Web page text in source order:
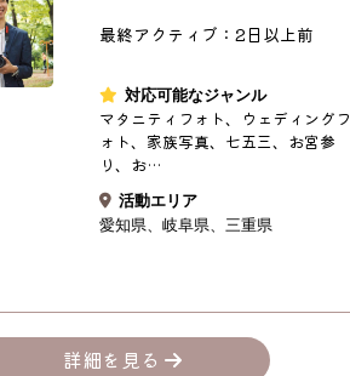
最終アクティブ：2日以上前
対応可能なジャンル
マタニティフォト、ウェディングフ
ォト、家族写真、七五三、お宮参
り、お…
活動エリア
愛知県
岐阜県 三重県
詳細を見る